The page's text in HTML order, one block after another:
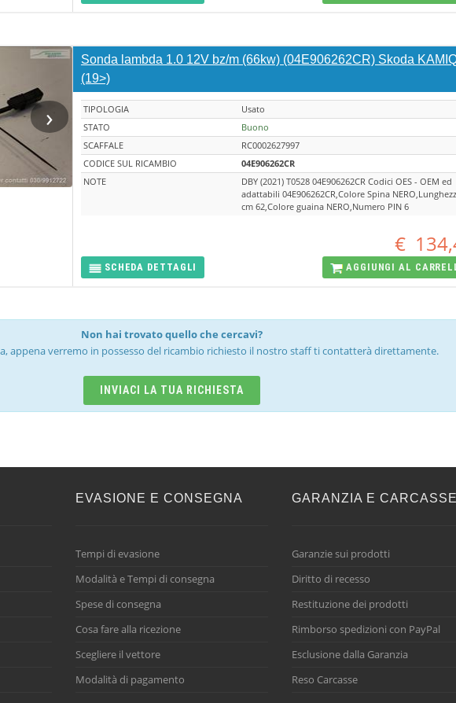
›
Sonda lambda 1.0 12V bz/m (66kw) (04E906262CR) Skoda
(19>)
TIPOLOGIA
Usato
STATO
Buono
SCAFFALE
RC0002627997
CODICE SUL RICAMBIO
04E906262CR
NOTE
DBY (2021) T0528 04E906262CR Codici OES - OEM ed
adattabili 04E906262CR,Colore Spina
cm 62,Colore guaina NERO,Numero PIN 6
€
SCHEDA DETTAGLI AGGIUNGI AL
Non hai trovato quello che cercavi?
appena verremo in possesso del ricambio richiesto il nostro staff ti contatterà direttamente.
INVIACI LA TUA RICHIESTA
EVASIONE E CONSEGNA
Tempi di evasione
Modalità e Tempi di consegna
Spese di consegna
Cosa fare alla ricezione
Scegliere il vettore
Modalità di pagamento
GARANZIA E CARCASSE
Garanzie sui prodotti
Diritto di recesso
Restituzione dei prodotti
Rimborso spedizioni con PayPal
Esclusione dalla Garanzia
Reso Carcasse